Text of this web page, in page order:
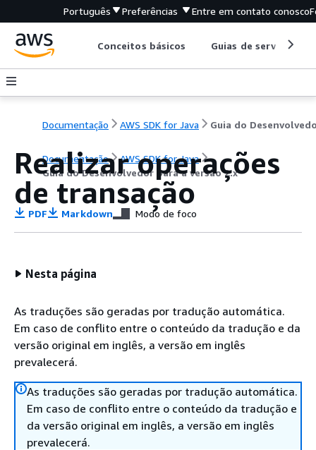
Português Preferências Entre em contato conosco
Conceitos básicos Guias de serviço
Documentação AWS SDK for Java
Documentação
AWS SDK for Java
Guia do Desenvolvedor para a versão 2.x
Realizar operações
de transação
PDF Markdown Modo de foco
Nesta página
As traduções são geradas por tradução automática.
Em caso de conflito entre o conteúdo da tradução e da
versão original em inglês, a versão em inglês
prevalecerá.
As traduções são geradas por tradução automática.
Em caso de conflito entre o conteúdo da tradução e
da versão original em inglês, a versão em inglês
prevalecerá.